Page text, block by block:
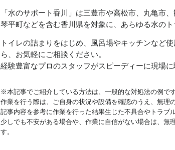
ラブル
「水のサポート香川」は三豊市や高松市、丸亀市
琴平町などを含む香川県を対象に、あらゆる水のト
トイレの詰まりをはじめ、風呂場やキッチンなど
ら、お気軽にご相談ください。
経験豊富なプロのスタッフがスピーディーに現場に
※本記事でご紹介している方法は、一般的な対処法の例です
作業を行う際は、ご自身の状況や設備を確認のうえ、無理
記事内容を参考に作業を行った結果生じた不具合やトラブ
少しでも不安がある場合や、作業に自信がない場合は、無
す。